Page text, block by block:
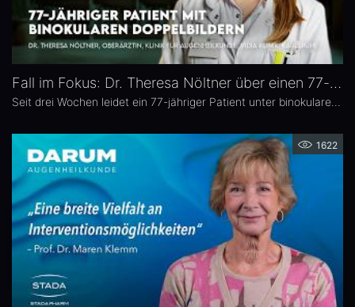
Fall im Fokus: Dr. Theresa Nöltner über einen 77-jährigen Patienten mit binokularen Doppelbildern
1622